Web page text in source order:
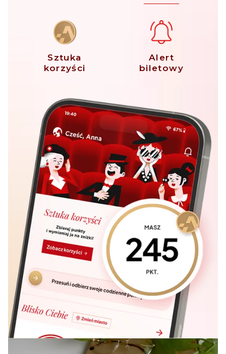
Sztuka
korzyści
Alert
biletowy